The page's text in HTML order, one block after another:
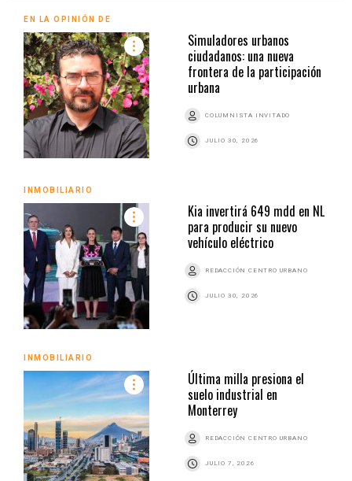
EN LA OPINIÓN DE
Simuladores urbanos
ciudadanos: una nueva
frontera de la participación
urbana
COLUMNISTA INVITADO
JULIO 30, 2026
INMOBILIARIO
Kia invertirá 649 mdd en NL
para producir su nuevo
vehículo eléctrico
REDACCIÓN CENTRO URBANO
JULIO 30, 2026
INMOBILIARIO
Última milla presiona el
suelo industrial en
Monterrey
REDACCIÓN CENTRO URBANO
JULIO 7, 2026